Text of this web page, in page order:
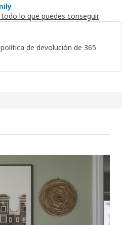
todo lo que puedes conseguir
de devolución de 365